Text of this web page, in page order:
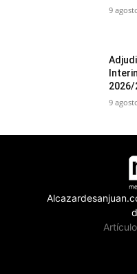
9
2026/
9